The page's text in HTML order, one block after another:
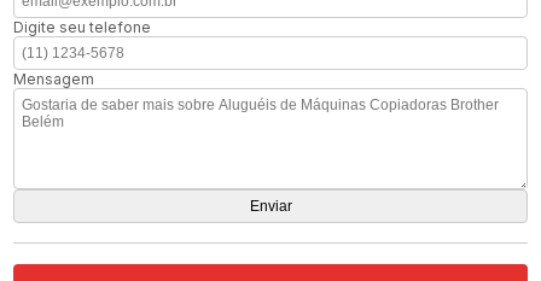
Digite seu telefone
Mensagem